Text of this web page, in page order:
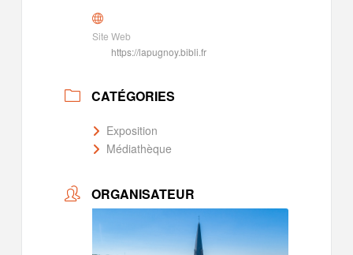
Site Web
https://lapugnoy.bibli.fr
CATÉGORIES
Exposition
Médiathèque
ORGANISATEUR